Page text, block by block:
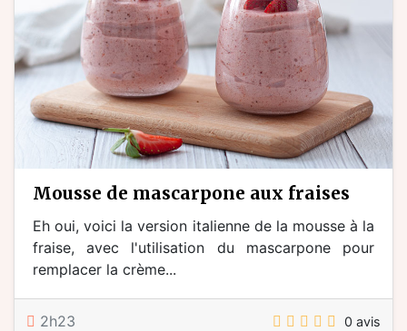
mousse de mascarpone aux fraises
Eh oui, voici la version italienne de la mousse à la
fraise, avec l'utilisation du mascarpone pour
remplacer la crème...
2h23 0 avis